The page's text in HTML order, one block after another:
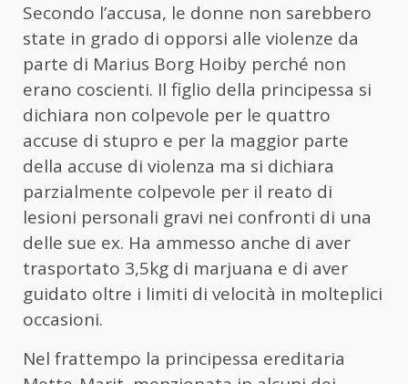
Secondo l’accusa, le donne non sarebbero
state in grado di opporsi alle violenze da
parte di Marius Borg Hoiby perché non
erano coscienti. Il figlio della principessa si
dichiara non colpevole per le quattro
accuse di stupro e per la maggior parte
della accuse di violenza ma si dichiara
parzialmente colpevole per il reato di
lesioni personali gravi nei confronti di una
delle sue ex. Ha ammesso anche di aver
trasportato 3,5kg di marjuana e di aver
guidato oltre i limiti di velocità in molteplici
occasioni.
Nel frattempo la principessa ereditaria